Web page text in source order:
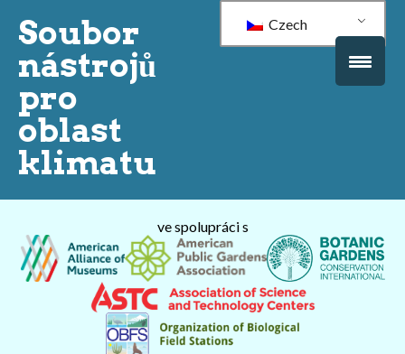
Soubor
nástrojů
pro
oblast
klimatu
Czech
ve spolupráci s